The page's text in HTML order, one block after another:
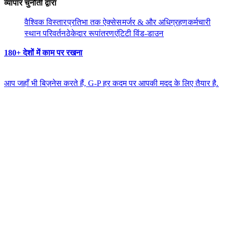
व्यापार चुनौती द्वारा​​
वैश्विक विस्तार​​प्रतिभा तक ऐक्सेस​​मर्जर & और अधिग्रहण​​कर्मचारी
स्थान परिवर्तन​​ठेकेदार रूपांतरण​​एंटिटी विंड-डाउन​​
180+ देशों में काम पर रखना​​
आप जहाँ भी बिज़नेस करते हैं, G-P हर कदम पर आपकी मदद के लिए तैयार है.​​